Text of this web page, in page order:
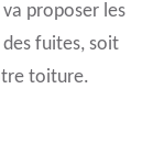
proposer les
fuites, soit
toiture.